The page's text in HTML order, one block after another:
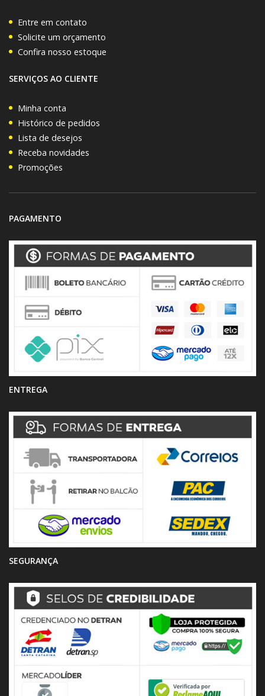
Entre em contato
Solicite um orçamento
Confira nosso estoque
SERVIÇOS AO CLIENTE
Minha conta
Histórico de pedidos
Lista de desejos
Receba novidades
Promoções
PAGAMENTO
ENTREGA
SEGURANÇA